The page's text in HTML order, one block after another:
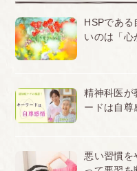
たが、この１冊に全てが語ら
しての自分にも、HSCの親と
2023.11.06
ピーアドバイス』
HSCの過去の本では解決でき
化、様々な悩みにこたえてくれ
2023.11.06
HSPである
いのは「心
精神科医
ードは自尊
悪い習慣を